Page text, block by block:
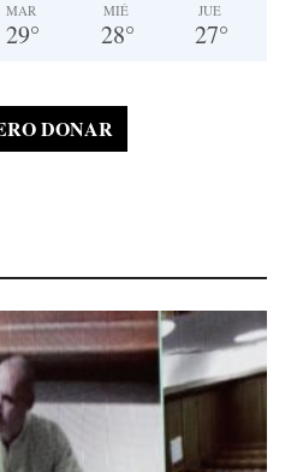
MAR
29°
MIÉ
28°
JUE
27°
DONAR